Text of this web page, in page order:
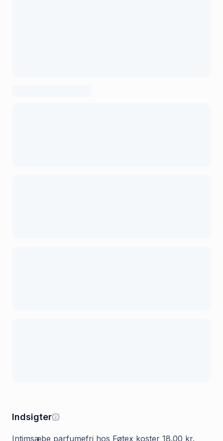
Indsigter
Intimsæbe parfumefri hos Føtex koster 18.00 kr.